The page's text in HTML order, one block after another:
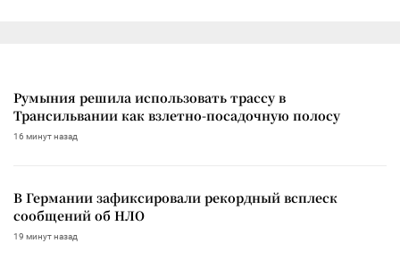
Румыния решила использовать трассу в
Трансильвании как взлетно-посадочную полосу
16 минут назад
В Германии зафиксировали рекордный всплеск
сообщений об НЛО
19 минут назад